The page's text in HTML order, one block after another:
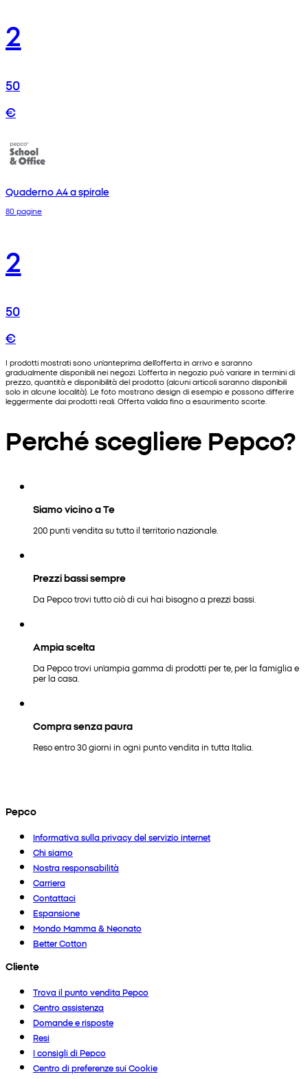
2
50
€
Quaderno A4 a spirale
80 pagine
2
50
€
I prodotti mostrati sono un'anteprima dell'offerta in arrivo e saranno
gradualmente disponibili nei negozi. L'offerta in negozio può variare in termini di
prezzo, quantità e disponibilità del prodotto (alcuni articoli saranno disponibili
solo in alcune località). Le foto mostrano design di esempio e possono differire
leggermente dai prodotti reali. Offerta valida fino a esaurimento scorte.
Perché scegliere Pepco?
Siamo vicino a Te
200 punti vendita su tutto il territorio nazionale.
Prezzi bassi sempre
Da Pepco trovi tutto ciò di cui hai bisogno a prezzi bassi.
Ampia scelta
Da Pepco trovi un'ampia gamma di prodotti per te, per la famiglia e
per la casa.
Compra senza paura
Reso entro 30 giorni in ogni punto vendita in tutta Italia.
Pepco
Informativa sulla privacy del servizio internet
Chi siamo
Nostra responsabilità
Carriera
Contattaci
Espansione
Mondo Mamma & Neonato
Better Cotton
Cliente
Trova il punto vendita Pepco
Centro assistenza
Domande e risposte
Resi
I consigli di Pepco
Centro di preferenze sui Cookie